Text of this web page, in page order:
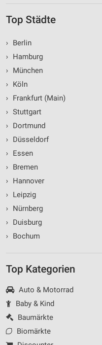
Top Städte
›
Berlin
›
Hamburg
›
München
›
Köln
›
Frankfurt (Main)
› Stuttgart
›
Dortmund
›
Düsseldorf
›
Essen
›
Bremen
›
Hannover
›
Leipzig
›
Nürnberg
›
Duisburg
›
Bochum
Top Kategorien
Auto & Motorrad
Baby & Kind
Baumärkte
Biomärkte